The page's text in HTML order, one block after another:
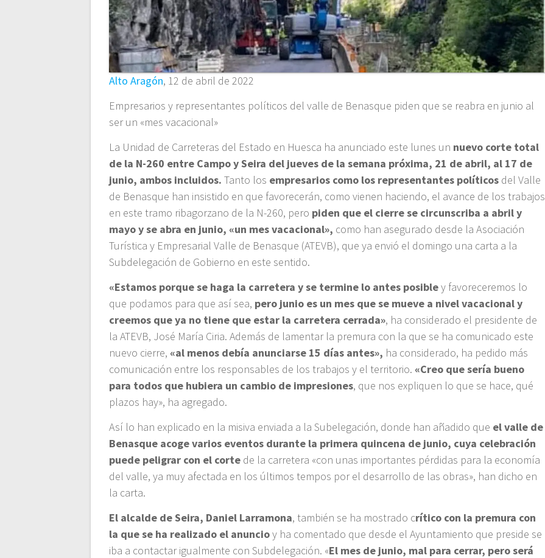
Alto Aragón, 12 de abril de 2022
Empresarios y representantes políticos del valle de Benasque piden que se reabra en junio al
ser un «mes vacacional»
La Unidad de Carreteras del Estado en Huesca ha anunciado este lunes un nuevo corte total
de la N-260 entre Campo y Seira del jueves de la semana próxima, 21 de abril, al 17 de
junio, ambos incluidos. Tanto los empresarios como los representantes políticos del Valle
de Benasque han insistido en que favorecerán, como vienen haciendo, el avance de los trabajos
en este tramo ribagorzano de la N-260, pero piden que el cierre se circunscriba a abril y
mayo y se abra en junio, «un mes vacacional», como han asegurado desde la Asociación
Turística y Empresarial Valle de Benasque (ATEVB), que ya envió el domingo una carta a la
Subdelegación de Gobierno en este sentido.
«Estamos porque se haga la carretera y se termine lo antes posibley favoreceremos lo
que podamos para que así sea, pero junio es un mes que se mueve a nivel vacacional y
creemos que ya no tiene que estar la carretera cerrada», ha considerado el presidente de
la ATEVB, José María Ciria. Además de lamentar la premura con la que se ha comunicado este
nuevo cierre, «al menos debía anunciarse 15 días antes», ha considerado, ha pedido más
comunicación entre los responsables de los trabajos y el territorio. «Creo que sería bueno
para todos que hubiera un cambio de impresiones, que nos expliquen lo que se hace, qué
plazos hay», ha agregado.
Así lo han explicado en la misiva enviada a la Subelegación, donde han añadido que el valle de
Benasque acoge varios eventos durante la primera quincena de junio, cuya celebración
puede peligrar con el corte de la carretera «con unas importantes pérdidas para la economía
del valle, ya muy afectada en los últimos tempos por el desarrollo de las obras», han dicho en
la carta.
El alcalde de Seira, Daniel Larramona, también se ha mostrado crítico con la premura con
la que se ha realizado el anuncioy ha comentado que desde el Ayuntamiento que preside se
iba a contactar igualmente con Subdelegación. «El mes de junio, mal para cerrar, pero será